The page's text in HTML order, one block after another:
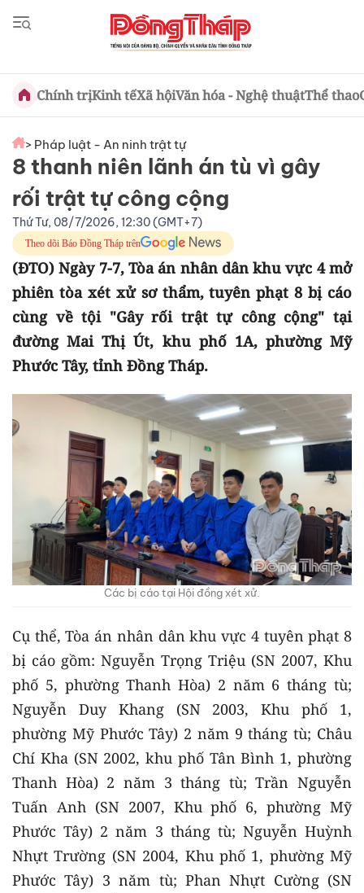
Chính trịKinh tếXã hộiVăn hóa - Nghệ thuậtThể thao
> Pháp luật - An ninh trật tự
8 thanh niên lãnh án tù vì gây
rối trật tự công cộng
Thứ Tư, 08/7/2026, 12:30 (GMT+7)
Theo dõi Báo Đồng Tháp trên
(ĐTO) Ngày 7-7, Tòa án nhân dân khu vực 4 mở
phiên tòa xét xử sơ thẩm, tuyên phạt 8 bị cáo
cùng về tội "Gây rối trật tự công cộng" tại
đường Mai Thị Út, khu phố 1A, phường Mỹ
Phước Tây, tỉnh Đồng Tháp.
Các bị cáo tại Hội đồng xét xử.
Cụ thể, Tòa án nhân dân khu vực 4 tuyên phạt 8
bị cáo gồm: Nguyễn Trọng Triệu (SN 2007, Khu
phố 5, phường Thanh Hòa) 2 năm 6 tháng tù;
Nguyễn Duy Khang (SN 2003, Khu phố 1,
phường Mỹ Phước Tây) 2 năm 9 tháng tù; Châu
Chí Kha (SN 2002, khu phố Tân Bình 1, phường
Thanh Hòa) 2 năm 3 tháng tù; Trần Nguyễn
Tuấn Anh (SN 2007, Khu phố 6, phường Mỹ
Phước Tây) 2 năm 3 tháng tù; Nguyễn Huỳnh
Nhựt Trường (SN 2004, Khu phố 1, phường Mỹ
Phước Tây) 3 năm tù; Phan Nhựt Cường (SN